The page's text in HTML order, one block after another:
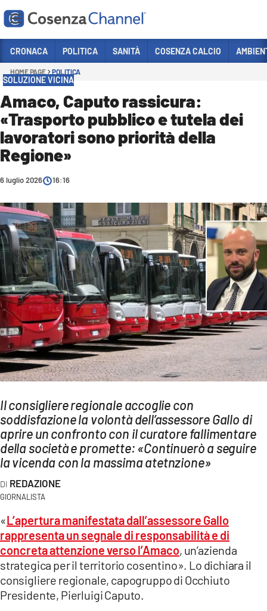
Sezioni
POLITICA
COSENZA CALCIO
ECONOMIA E LAVORO
ITALIA MONDO
SANITÀ
SPORT
CULTURA
AMBIENTE
Streaming
LAC TV
LAC NETWORK
LAC ONAIR
Network
LACPLAY.IT
LACTV.IT
LACITYMAG.IT
ILREGGINO.IT
COSENZACHANNEL.IT
ILVIBONESE.IT
CATANZAROCHANNEL.IT
LACAPITALENEWS.IT
CRONACA POLITICA SANITÀ COSENZA CALCIO
HOME PAGE POLITICA
SOLUZIONE VICINA
Amaco, Caputo rassicura:
«Trasporto pubblico e tutela dei
lavoratori sono priorità della
Regione»
6 luglio 2026 16:16
Il consigliere regionale accoglie con
soddisfazione la volontà dell’assessore Gallo di
aprire un confronto con il curatore fallimentare
della società e promette: «Continuerò a seguire
la vicenda con la massima atetnzione»
REDAZIONE
GIORNALISTA
«L’apertura manifestata dall’assessore Gallo
rappresenta un segnale di responsabilità e di
concreta attenzione verso l’Amaco, un’azienda
strategica per il territorio cosentino». Lo dichiara il
consigliere regionale, capogruppo di Occhiuto
Presidente, Pierluigi Caputo.